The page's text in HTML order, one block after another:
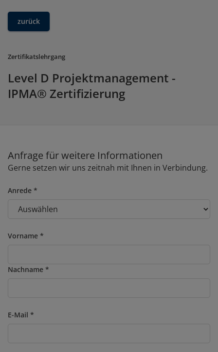
zurück
Zertifikatslehrgang
Level D Projektmanagement -
IPMA® Zertifizierung
Anfrage für weitere Informationen
Gerne setzen wir uns zeitnah mit Ihnen in Verbindung.
Anrede
Vorname
Nachname
E-Mail